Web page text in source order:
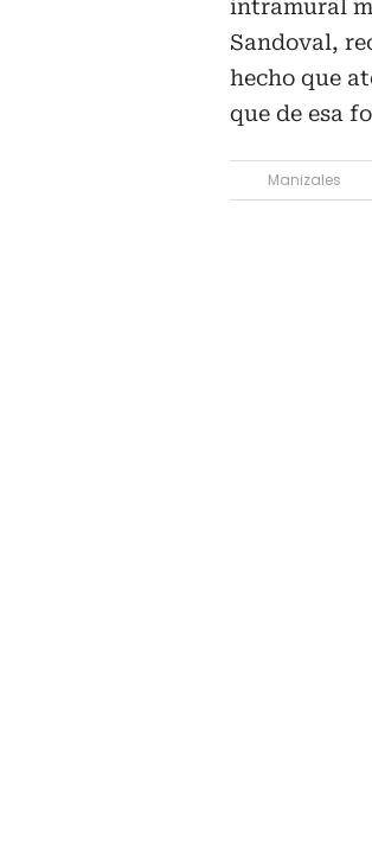
intramural
Sandoval,
hecho que
que de esa
Manizales